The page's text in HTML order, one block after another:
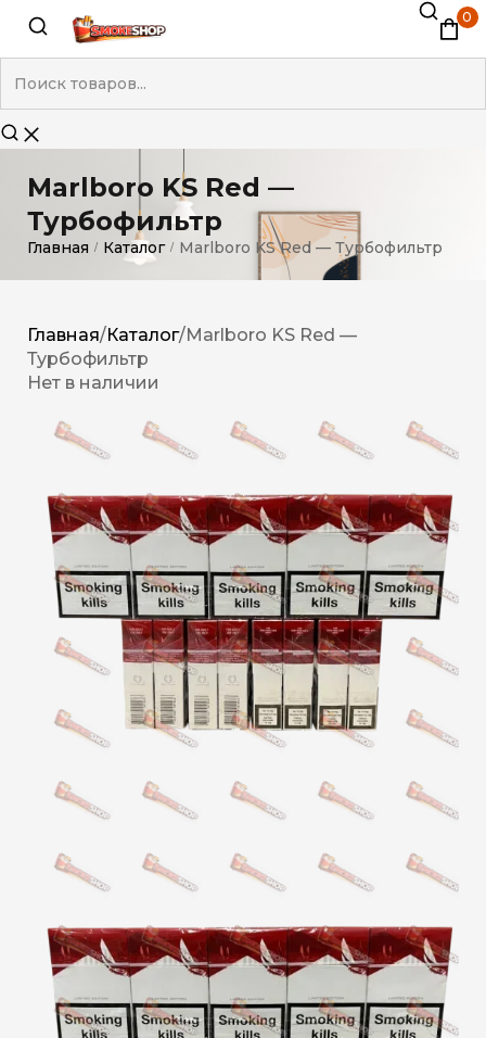
0
Marlboro KS Red —
Турбофильтр
Главная / Каталог / Marlboro KS Red — Турбофильтр
Главная/Каталог/Marlboro KS Red —
Турбофильтр
Нет в наличии